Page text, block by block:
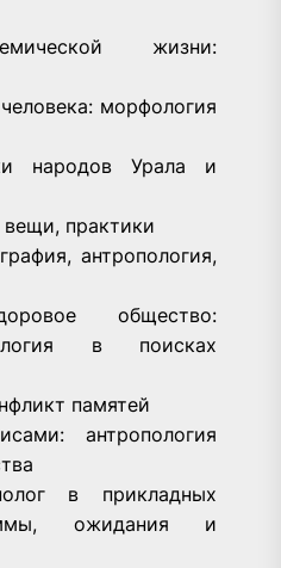
жизни:
морфология
народов Урала и
практики
антропология,
общество:
в поисках
памятей
антропология
в прикладных
ожидания и